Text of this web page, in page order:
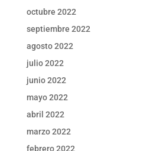
octubre 2022
septiembre 2022
agosto 2022
julio 2022
junio 2022
mayo 2022
abril 2022
marzo 2022
febrero 2022